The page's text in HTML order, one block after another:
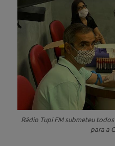
Rádio Tupi FM submeteu
para a